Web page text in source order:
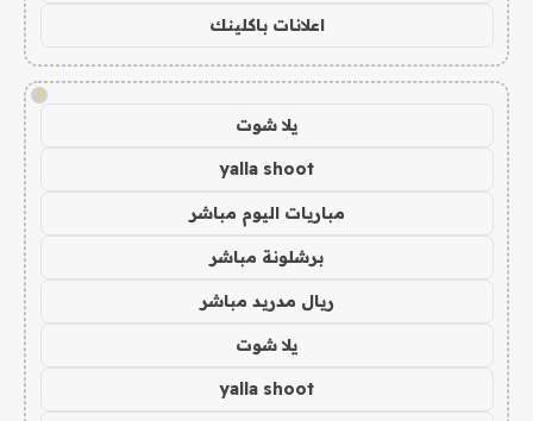
اعلانات باكلينك
!
يلا شوت
yalla shoot
مباريات اليوم مباشر
برشلونة مباشر
ريال مدريد مباشر
يلا شوت
yalla shoot